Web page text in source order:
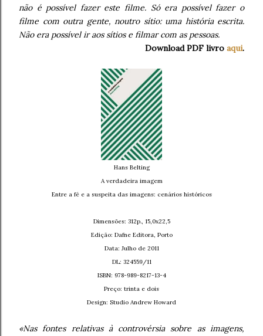
não é possível fazer este filme. Só era possível fazer o
filme com outra gente, noutro sítio: uma história escrita.
Não era possível ir aos sítios e filmar com as pessoas.
Download PDF livro aqui.
Hans Belting
A verdadeira imagem
Entre a fé e a suspeita das imagens: cenários históricos
Dimensões: 312p., 15,0x22,5
Edição: Dafne Editora, Porto
Data: Julho de 2011
DL: 324559/11
ISBN: 978-989-8217-13-4
Preço: trinta e dois
Design: Studio Andrew Howard
«Nas fontes relativas à controvérsia sobre as imagens,